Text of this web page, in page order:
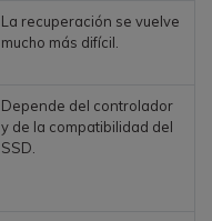
La recuperación se vuelve
mucho más difícil.
Depende del controlador
y de la compatibilidad del
SSD.